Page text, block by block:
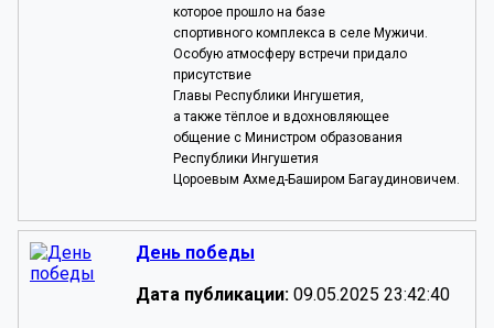
которое прошло на базе
спортивного комплекса в селе Мужичи.
Особую атмосферу встречи придало
присутствие
Главы Республики Ингушетия,
а также тёплое и вдохновляющее
общение с Министром образования
Республики Ингушетия
Цороевым Ахмед-Баширом Багаудиновичем.
День победы
Дата публикации: 09.05.2025 23:42:40